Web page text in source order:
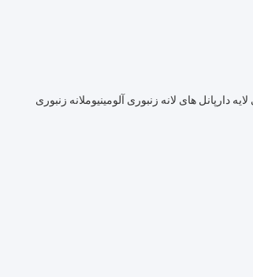
دار پانل های لانه زنبوری آلومینیوملانه زنبوری